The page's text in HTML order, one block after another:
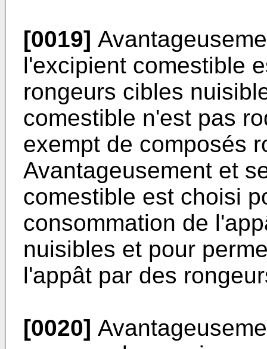
[0019]
l'excipient comestible
rongeurs cibles
comestible n'est pas
exempt de composés
Avantageusement et
comestible est choisi
consommation de
nuisibles et pour
l'appât par des
[0020]